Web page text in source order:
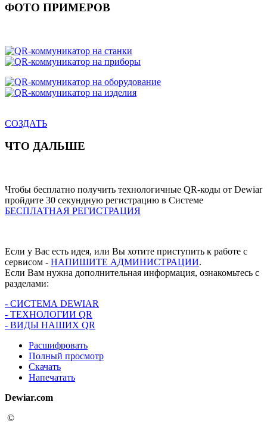
ФОТО ПРИМЕРОВ
СОЗДАТЬ
ЧТО ДАЛЬШЕ
Чтобы бесплатно получить технологичные QR-коды от Dewiar
пройдите 30 секундную регистрацию в Системе
БЕСПЛАТНАЯ РЕГИСТРАЦИЯ
Если у Вас есть идея, или Вы хотите приступить к работе с
сервисом - НАПИШИТЕ АДМИНИСТРАЦИИ.
Если Вам нужна дополнительная информация, ознакомьтесь с
разделами:
- СИСТЕМА DEWIAR
- ТЕХНОЛОГИИ QR
- ВИДЫ НАШИХ QR
Расшифровать
Полный просмотр
Скачать
Напечатать
Dewiar.com
©